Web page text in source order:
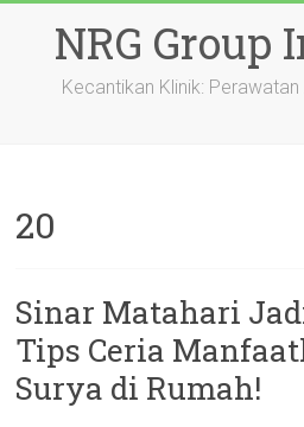
contentNRG Group
Kecantikan Klinik:
20
Sinar Matahari
Tips Ceria
Surya di Rumah!